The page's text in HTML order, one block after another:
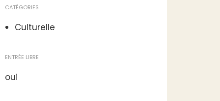
CATÉGORIES
Culturelle
ENTRÉE LIBRE
oui